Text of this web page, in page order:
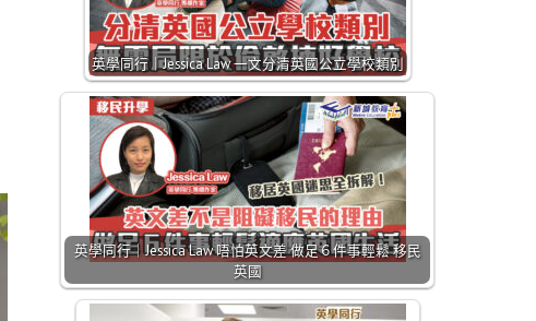
英學同行｜Jessica Law 一文分清英國公立學校類別
英學同行｜Jessica Law 唔怕英文差 做足６件事輕鬆 移民
英國